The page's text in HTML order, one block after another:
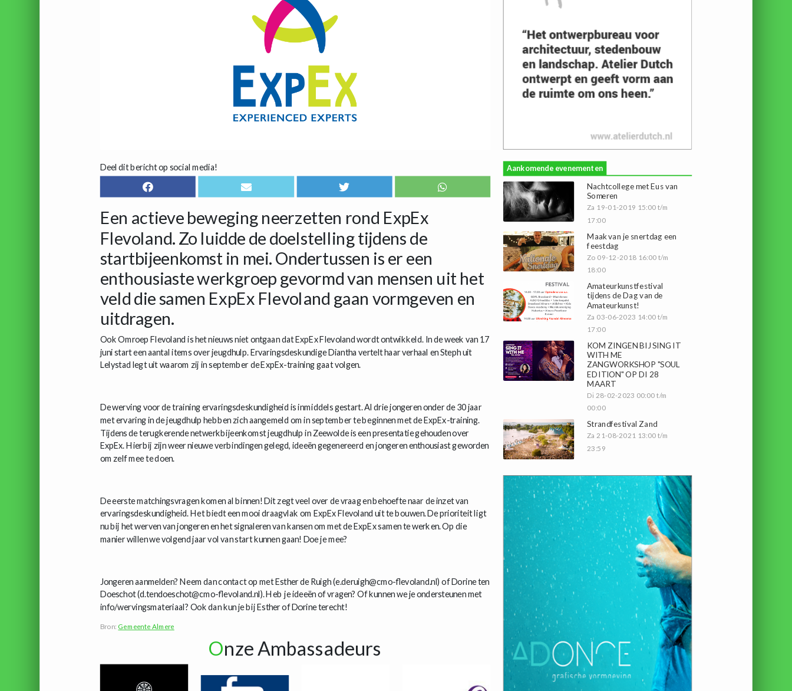
Deel dit bericht op social media!
Een actieve beweging neerzetten rond ExpEx
Flevoland. Zo luidde de doelstelling tijdens de
startbijeenkomst in mei. Ondertussen is er een
enthousiaste werkgroep gevormd van mensen uit het
veld die samen ExpEx Flevoland gaan vormgeven en
uitdragen.
Ook Omroep Flevoland is het nieuws niet ontgaan dat ExpEx Flevoland wordt ontwikkeld. In de week van 17
juni start een aantal items over jeugdhulp. Ervaringsdeskundige Diantha vertelt haar verhaal en Steph uit
Lelystad legt uit waarom zij in september de ExpEx-training gaat volgen.
De werving voor de training ervaringsdeskundigheid is inmiddels gestart. Al drie jongeren onder de 30 jaar
met ervaring in de jeugdhulp hebben zich aangemeld om in september te beginnen met de ExpEx-training.
Tijdens de terugkerende netwerkbijeenkomst jeugdhulp in Zeewolde is een presentatie gehouden over
ExpEx. Hierbij zijn weer nieuwe verbindingen gelegd, ideeën gegenereerd en jongeren enthousiast geworden
om zelf mee te doen.
De eerste matchingsvragen komen al binnen! Dit zegt veel over de vraag en behoefte naar de inzet van
ervaringsdeskundigheid. Het biedt een mooi draagvlak om ExpEx Flevoland uit te bouwen. De prioriteit ligt
nu bij het werven van jongeren en het signaleren van kansen om met de ExpEx samen te werken. Op die
manier willen we volgend jaar vol van start kunnen gaan! Doe je mee?
Jongeren aanmelden? Neem dan contact op met Esther de Ruigh (e.deruigh@cmo-flevoland.nl) of Dorine ten
Doeschot (d.tendoeschot@cmo-flevoland.nl). Heb je ideeën of vragen? Of kunnen we je ondersteunen met
info/wervingsmateriaal? Ook dan kun je bij Esther of Dorine terecht!
Bron: Gemeente Almere
Onze Ambassadeurs
Aankomende evenementen
Nachtcollege met Eus van
Someren
Za 19-01-2019 15:00 t/m
17:00
Maak van je snertdag een
feestdag
Zo 09-12-2018 16:00 t/m
18:00
Amateurkunstfestival
tijdens de Dag van de
Amateurkunst!
Za 03-06-2023 14:00 t/m
17:00
KOM ZINGEN BIJ SING IT
WITH ME
ZANGWORKSHOP "SOUL
EDITION" OP DI 28
MAART
Di 28-02-2023 00:00 t/m
00:00
Strandfestival Zand
Za 21-08-2021 13:00 t/m
23:59